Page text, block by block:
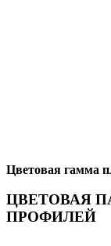
Цветовая гамма
ЦВЕТОВАЯ
ПРОФИЛЕЙ